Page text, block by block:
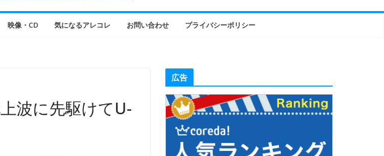
映像・CD 気になるアレコレ お問い合わせ プライバシーポリシー
波に先駆けてU-
広告